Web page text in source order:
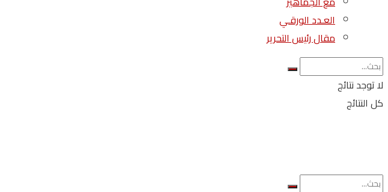
العـدد الورقـي
مقال رئيس التحرير
لا توجد نتائج
كل النتائج